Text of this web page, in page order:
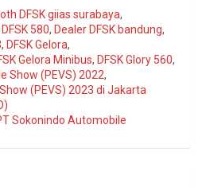
DFSK giias surabaya,
580, Dealer DFSK bandung,
, DFSK Gelora,
Gelora Minibus, DFSK Glory 560,
Show (PEVS) 2022,
(PEVS) 2023 di Jakarta
Sokonindo Automobile